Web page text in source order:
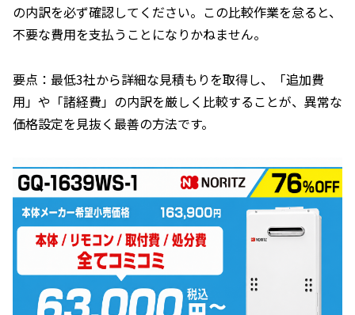
の内訳を必ず確認してください。この比較作業を怠ると、
不要な費用を支払うことになりかねません。
要点：最低3社から詳細な見積もりを取得し、「追加費
用」や「諸経費」の内訳を厳しく比較することが、異常な
価格設定を見抜く最善の方法です。